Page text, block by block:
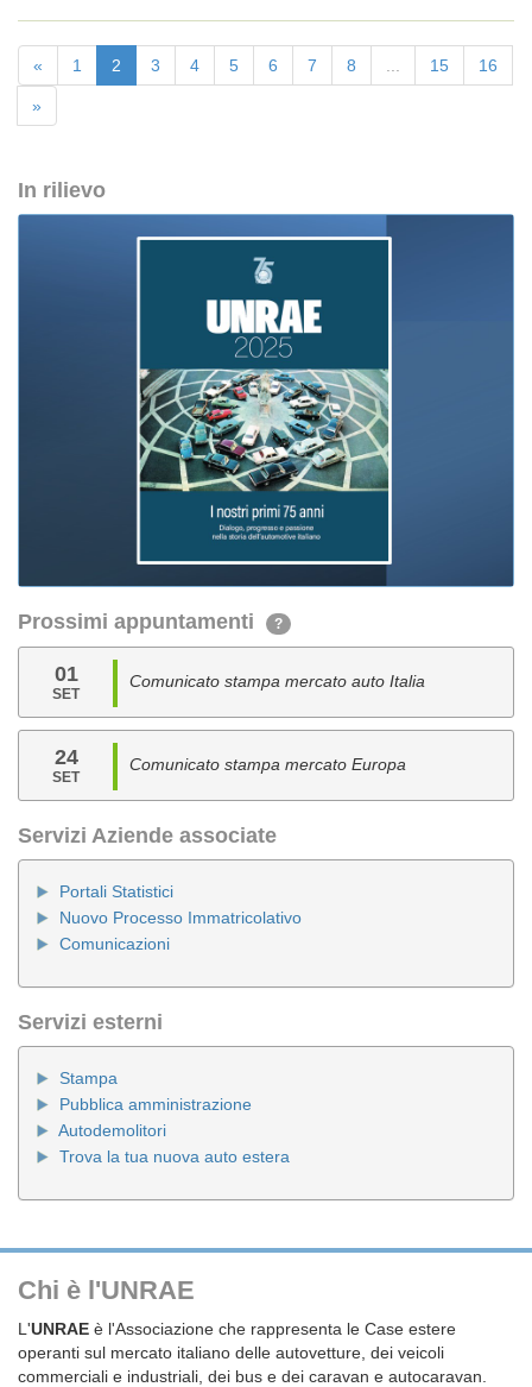
« 1 2 3 4 5 6 7 8 15 16
»
In rilievo
Prossimi appuntamenti ?
01
SET
Comunicato stampa mercato auto Italia
24
SET
Comunicato stampa mercato Europa
Servizi Aziende associate
Portali Statistici
Nuovo Processo Immatricolativo
Comunicazioni
Servizi esterni
Stampa
Pubblica amministrazione
Autodemolitori
Trova la tua nuova auto estera
Chi è l'UNRAE
L'UNRAE è l'Associazione che rappresenta le Case estere
operanti sul mercato italiano delle autovetture, dei veicoli
commerciali e industriali, dei bus e dei caravan e autocaravan.